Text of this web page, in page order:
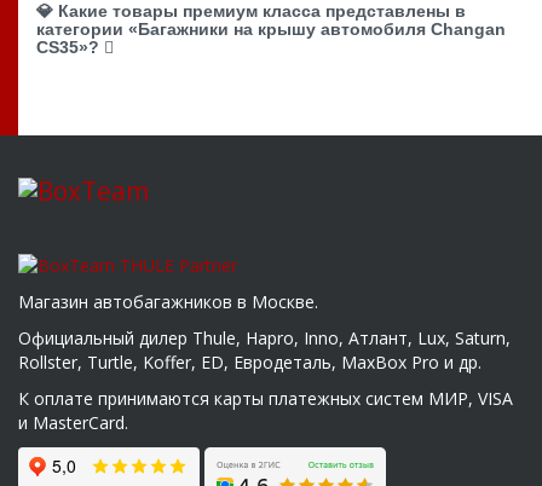
💎 Какие товары премиум класса представлены в
категории «Багажники на крышу автомобиля Changan
CS35»?
Магазин автобагажников в Москве.
Официальный дилер Thule, Hapro, Inno, Атлант, Lux, Saturn,
Rollster, Turtle, Koffer, ED, Евродеталь, MaxBox Pro и др.
К оплате принимаются карты платежных систем МИР, VISA
и MasterCard.